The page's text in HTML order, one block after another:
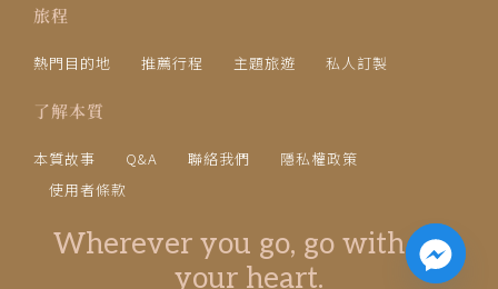
旅程
熱門目的地 推薦行程 主題旅遊 私人訂製
了解本質
本質故事 Q&A 聯絡我們
隱私權政策
使用者條款
Wherever you go, go with all
your heart.